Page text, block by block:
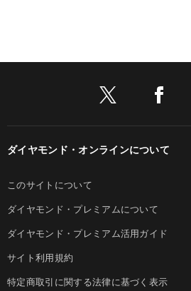
ダイヤモンド・オンラインについて
このサイトについて
ダイヤモンド・プレミアムについて
ダイヤモンド・プレミアム活用ガイド
サイト利用規約
特定商取引に関する法律に基づく表示